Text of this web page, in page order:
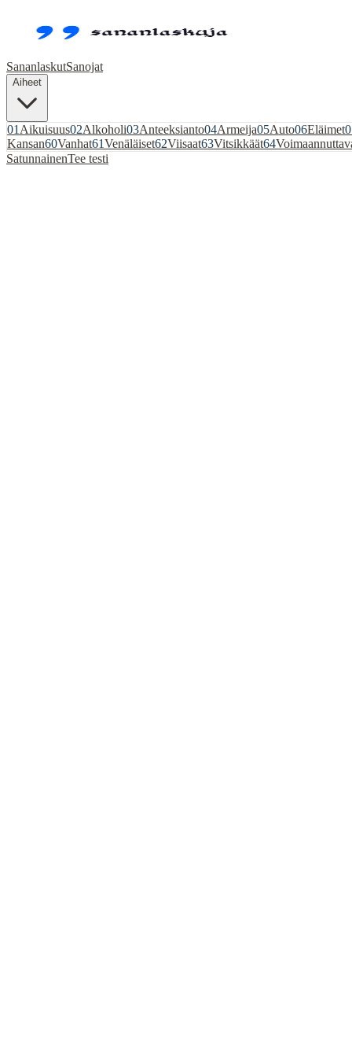
SananlaskutSanojat
Aiheet
01 Aikuisuus02Alkoholi03Anteeksianto04Armeija05Auto06Eläimet
Kansan60Vanhat61Venäläiset62Viisaat63Vitsikkäät64
SatunnainenTee testi